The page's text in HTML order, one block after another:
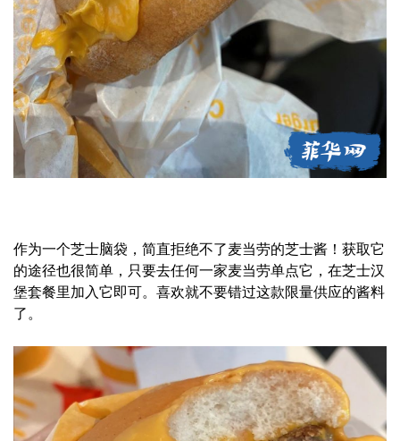
作为一个芝士脑袋，简直拒绝不了麦当劳的芝士酱！获取它
的途径也很简单，只要去任何一家麦当劳单点它，在芝士汉
堡套餐里加入它即可。喜欢就不要错过这款限量供应的酱料
了。